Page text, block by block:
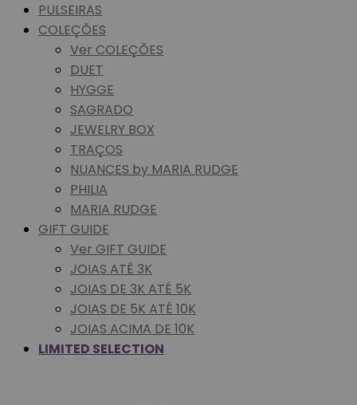
PULSEIRAS
COLEÇÕES
Ver COLEÇÕES
DUET
HYGGE
SAGRADO
JEWELRY BOX
TRAÇOS
NUANCES by MARIA RUDGE
PHILIA
MARIA RUDGE
GIFT GUIDE
Ver GIFT GUIDE
JOIAS ATÉ 3K
JOIAS DE 3K ATÉ 5K
JOIAS DE 5K ATÉ 10K
JOIAS ACIMA DE 10K
LIMITED SELECTION